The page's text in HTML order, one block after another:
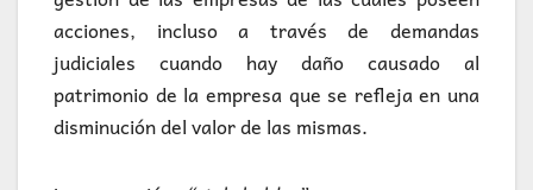
acciones, incluso a través de demandas
judiciales cuando hay daño causado al
patrimonio de la empresa que se refleja en una
disminución del valor de las mismas.